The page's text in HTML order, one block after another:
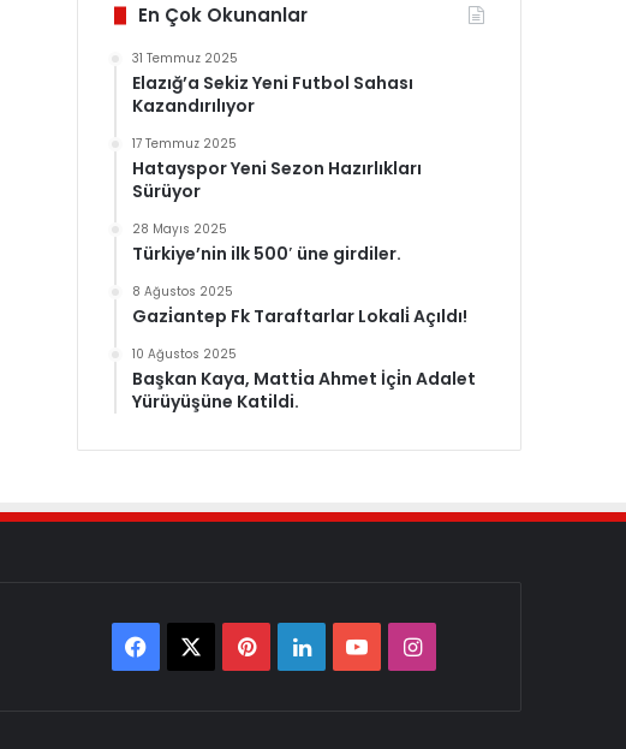
En Çok Okunanlar
31 Temmuz 2025
Elazığ’a Sekiz Yeni Futbol Sahası
Kazandırılıyor
17 Temmuz 2025
Hatayspor Yeni Sezon Hazırlıkları
Sürüyor
28 Mayıs 2025
Türkiye’nin ilk 500′ üne girdiler.
8 Ağustos 2025
Gazi̇antep Fk Taraftarlar Lokali̇ Açıldı!
10 Ağustos 2025
Başkan Kaya, Matti̇a Ahmet İçi̇n Adalet
Yürüyüşüne Katildi.
FacebookPinterest
LinkedInYouTubeInstagram